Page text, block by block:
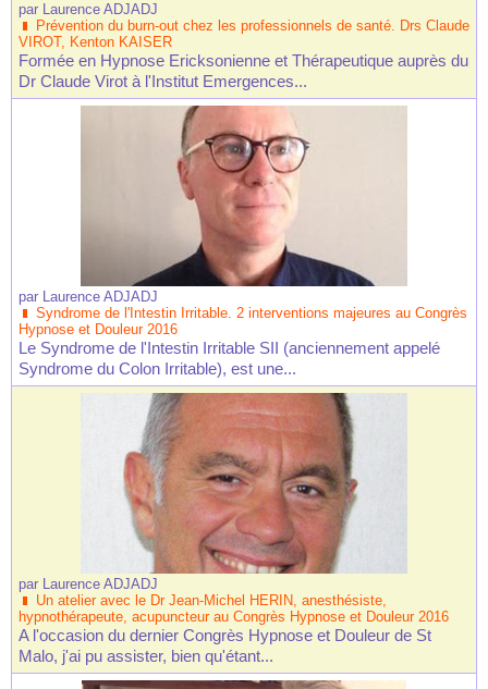
par Laurence ADJADJ
Prévention du burn-out chez les professionnels de santé. Drs Claude
VIROT, Kenton KAISER
Formée en Hypnose Ericksonienne et Thérapeutique auprès du
Dr Claude Virot à l'Institut Emergences...
par Laurence ADJADJ
Syndrome de l'Intestin Irritable. 2 interventions majeures au Congrès
Hypnose et Douleur 2016
Le Syndrome de l'Intestin Irritable SII (anciennement appelé
Syndrome du Colon Irritable), est une...
par Laurence ADJADJ
Un atelier avec le Dr Jean-Michel HERIN, anesthésiste,
hypnothérapeute, acupuncteur au Congrès Hypnose et Douleur 2016
A l'occasion du dernier Congrès Hypnose et Douleur de St
Malo, j'ai pu assister, bien qu'étant...